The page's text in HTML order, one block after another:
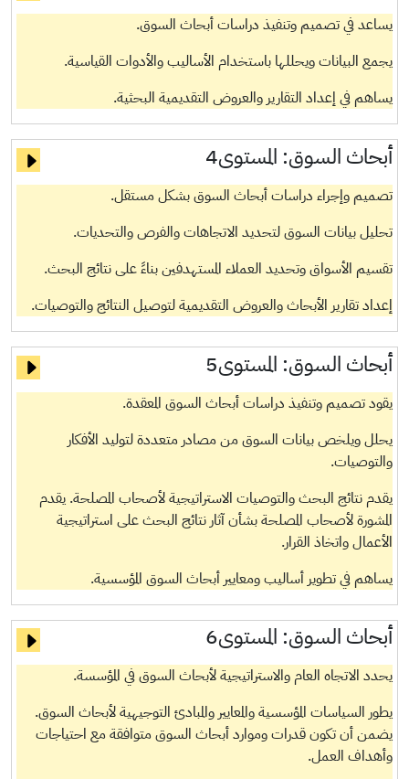
يساعد في تصميم وتنفيذ دراسات أبحاث السوق.
يجمع البيانات ويحللها باستخدام الأساليب والأدوات القياسية.
يساهم في إعداد التقارير والعروض التقديمية البحثية.
أبحاث السوق: المستوى4
تصميم وإجراء دراسات أبحاث السوق بشكل مستقل.
تحليل بيانات السوق لتحديد الاتجاهات والفرص والتحديات.
تقسيم الأسواق وتحديد العملاء المستهدفين بناءً على نتائج البحث.
إعداد تقارير الأبحاث والعروض التقديمية لتوصيل النتائج والتوصيات.
أبحاث السوق: المستوى5
يقود تصميم وتنفيذ دراسات أبحاث السوق المعقدة.
يحلل ويلخص بيانات السوق من مصادر متعددة لتوليد الأفكار
والتوصيات.
يقدم نتائج البحث والتوصيات الاستراتيجية لأصحاب المصلحة. يقدم
المشورة لأصحاب المصلحة بشأن آثار نتائج البحث على استراتيجية
الأعمال واتخاذ القرار.
يساهم في تطوير أساليب ومعايير أبحاث السوق المؤسسية.
أبحاث السوق: المستوى6
يحدد الاتجاه العام والاستراتيجية لأبحاث السوق في المؤسسة.
يطور السياسات المؤسسية والمعايير والمبادئ التوجيهية لأبحاث السوق.
يضمن أن تكون قدرات وموارد أبحاث السوق متوافقة مع احتياجات
وأهداف العمل.